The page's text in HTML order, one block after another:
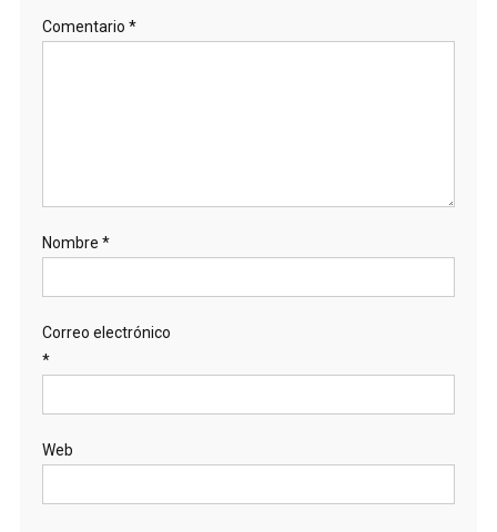
Comentario *
Nombre *
Correo electrónico
*
Web